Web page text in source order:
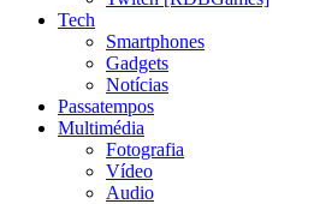
Tech
Smartphones
Gadgets
Notícias
Passatempos
Multimédia
Fotografia
Vídeo
Audio